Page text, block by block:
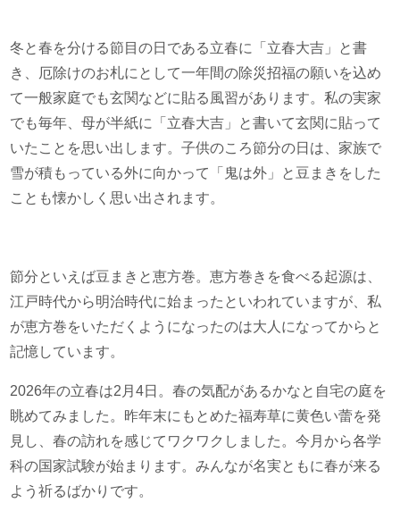
冬と春を分ける節目の日である立春に「立春大吉」と書
き、厄除けのお札にとして一年間の除災招福の願いを込め
て一般家庭でも玄関などに貼る風習があります。私の実家
でも毎年、母が半紙に「立春大吉」と書いて玄関に貼って
いたことを思い出します。子供のころ節分の日は、家族で
雪が積もっている外に向かって「鬼は外」と豆まきをした
ことも懐かしく思い出されます。
節分といえば豆まきと恵方巻。恵方巻きを食べる起源は、
江戸時代から明治時代に始まったといわれていますが、私
が恵方巻をいただくようになったのは大人になってからと
記憶しています。
2026年の立春は2月4日。春の気配があるかなと自宅の庭を
眺めてみました。昨年末にもとめた福寿草に黄色い蕾を発
見し、春の訪れを感じてワクワクしました。今月から各学
科の国家試験が始まります。みんなが名実ともに春が来る
よう祈るばかりです。